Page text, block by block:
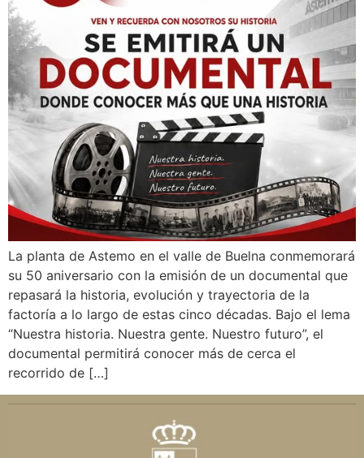
La planta de Astemo en el valle de Buelna conmemorará
su 50 aniversario con la emisión de un documental que
repasará la historia, evolución y trayectoria de la
factoría a lo largo de estas cinco décadas. Bajo el lema
“Nuestra historia. Nuestra gente. Nuestro futuro”, el
documental permitirá conocer más de cerca el
recorrido de […]